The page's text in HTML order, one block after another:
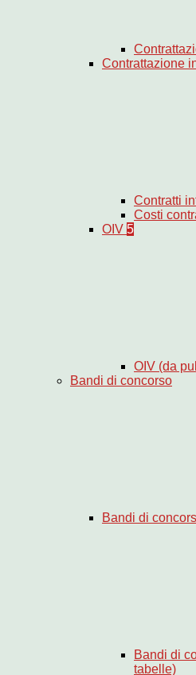
Contrattazione
Contratti
Costi
OIV 5
OIV (da
Bandi di concorso
Bandi di
Bandi di
tabelle)